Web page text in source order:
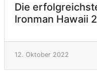
Die
Ironman Hawaii
12. Oktober 2022